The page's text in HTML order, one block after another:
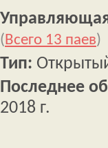
(Всего 13 паев)
Тип:
Последнее
2018 г.